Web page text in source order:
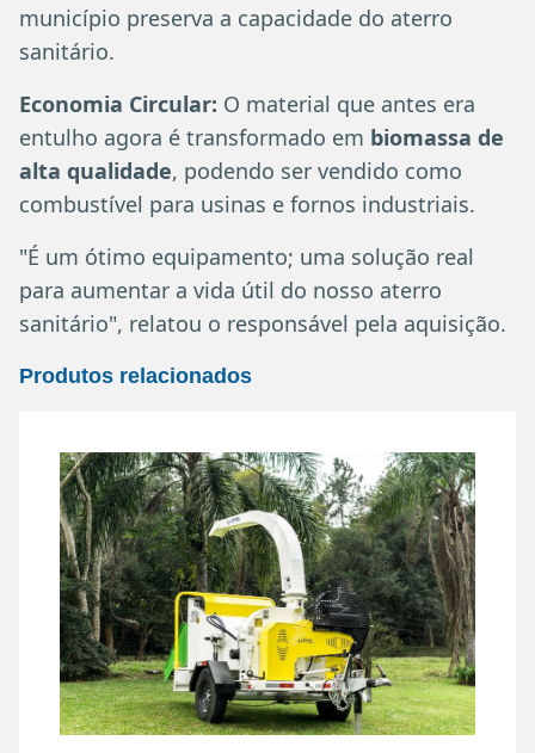
município preserva a capacidade do aterro
sanitário.
Economia Circular: O material que antes era
entulho agora é transformado em biomassa de
alta qualidade, podendo ser vendido como
combustível para usinas e fornos industriais.
"É um ótimo equipamento; uma solução real
para aumentar a vida útil do nosso aterro
sanitário", relatou o responsável pela aquisição.
Produtos relacionados